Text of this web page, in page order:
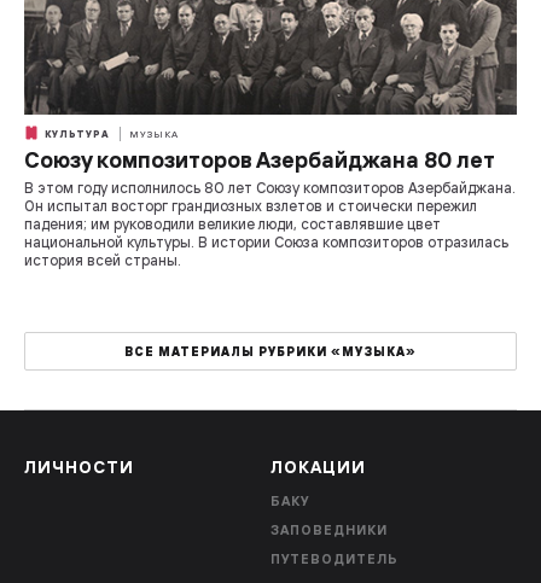
КУЛЬТУРА МУЗЫКА
Союзу композиторов Азербайджана 80 лет
В этом году исполнилось 80 лет Союзу композиторов Азербайджана.
Он испытал восторг грандиозных взлетов и стоически пережил
падения; им руководили великие люди, составлявшие цвет
национальной культуры. В истории Союза композиторов отразилась
история всей страны.
ВСЕ МАТЕРИАЛЫ РУБРИКИ «МУЗЫКА»
ЛИЧНОСТИ ЛОКАЦИИ
БАКУ
ЗАПОВЕДНИКИ
ПУТЕВОДИТЕЛЬ